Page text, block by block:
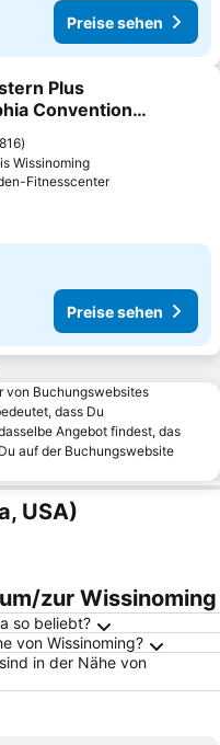
Preise sehen
hinzufügen
Plus
Convention
Wissinoming
Fitnesscenter
Preise sehen
von Buchungswebsites
dass Du
Angebot findest, das
auf der Buchungswebsite
USA)
zur Wissinoming
so beliebt?
von Wissinoming?
in der Nähe von